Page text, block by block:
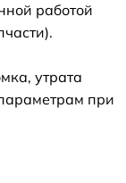
работой
утрата
при